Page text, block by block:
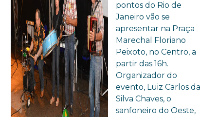
pontos do Rio de
Janeiro vão se
apresentar na Praça
Marechal Floriano
Peixoto, no Centro, a
partir das 16h.
Organizador do
evento, Luiz Carlos da
Silva Chaves, o
sanfoneiro do Oeste,